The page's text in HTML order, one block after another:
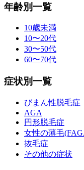
年齢別一覧
10歳未満
10〜20代
30〜50代
60〜70代
症状別一覧
びまん性脱毛症
AGA
円形脱毛症
女性の薄毛
抜毛症
その他の症状